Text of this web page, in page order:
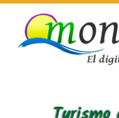
Skip
content